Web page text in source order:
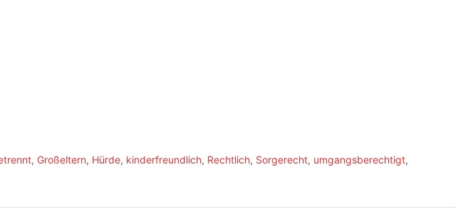
, Großeltern, Hürde, kinderfreundlich, Rechtlich, Sorgerecht, umgangsberechtigt,